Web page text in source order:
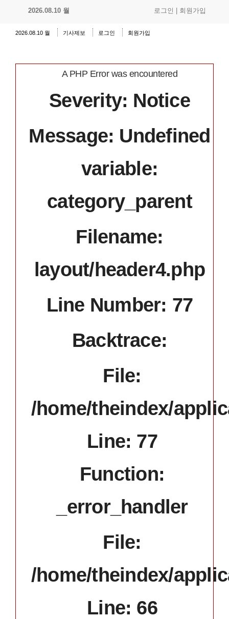
2026.08.10 월 로그인 회원가입
2026.08.10 월 기사제보 로그인 회원가입
A PHP Error was encountered
Severity: Notice
Message: Undefined
variable:
category_parent
Filename:
layout/header4.php
Line Number: 77
Backtrace:
File:
/home/theindex/
Line: 77
Function:
_error_handler
File:
/home/theindex/
Line: 66